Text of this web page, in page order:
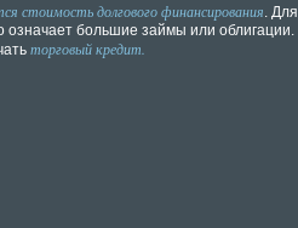
стоимость долгового финансирования. Для
большие займы или облигации.
торговый кредит.